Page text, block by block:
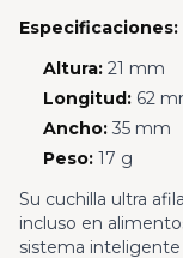
Especificaciones:
Altura:21 mm
Longitud:62
Ancho:35 mm
Peso:17 g
Su cuchilla ultra
incluso en
sistema inteligente